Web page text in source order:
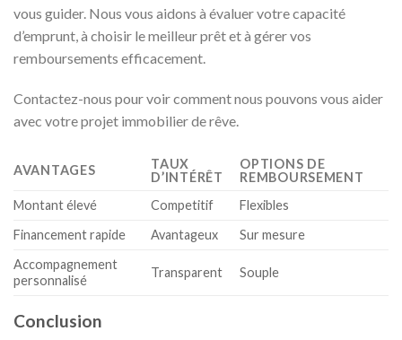
vous guider. Nous vous aidons à évaluer votre capacité
d’emprunt, à choisir le meilleur prêt et à gérer vos
remboursements efficacement.
Contactez-nous pour voir comment nous pouvons vous aider
avec votre projet immobilier de rêve.
AVANTAGES
TAUX
D’INTÉRÊT
OPTIONS DE
REMBOURSEMENT
Montant élevé
Competitif
Flexibles
Financement rapide
Avantageux
Sur mesure
Accompagnement
personnalisé
Transparent Souple
Conclusion